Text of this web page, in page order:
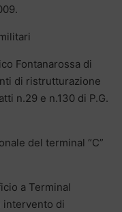
Fontanarossa di
di ristrutturazione
n.29 e n.130 di P.G.
del terminal “C”
a Terminal
intervento di